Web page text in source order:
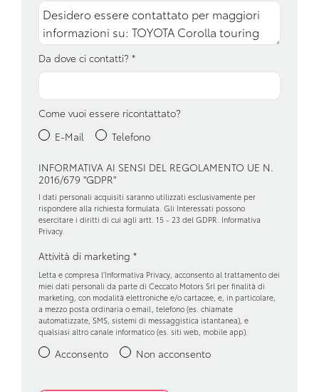
Fari a led
Fari con accensione automatica
Fendinebbia anteriori
Freni a disco autoventilanti
Illuminazione bagagliaio
Impianto audio con touchscreen
Interni in tessuto
Pacchetto sicurezza
Paraurti in tinta
Partenza in salita assistita
Da dove ci contatti? *
Come vuoi essere ricontattato?
E-Mail
Telefono
INFORMATIVA AI SENSI DEL REGOLAMENTO UE N.
2016/679 "GDPR"
I dati personali acquisiti saranno utilizzati esclusivamente per
rispondere alla richiesta formulata. Gli Interessati possono
esercitare i diritti di cui agli artt. 15 - 23 del GDPR. Informativa
Privacy
Attività di marketing *
Letta e compresa l’Informativa Privacy , acconsento al trattamento dei
miei dati personali da parte di Ceccato Motors Srl per finalità di
marketing, con modalità elettroniche e/o cartacee, e, in particolare,
a mezzo posta ordinaria o email, telefono (es. chiamate
automatizzate, SMS, sistemi di messaggistica istantanea), e
qualsiasi altro canale informatico (es. siti web, mobile app).
Acconsento Non acconsento